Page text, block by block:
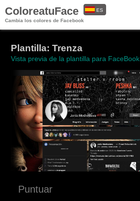
ColoreatuFace
Cambia los colores de Facebook
ES
Plantilla: Trenza
Vista previa de la plantilla para FaceBook
Puntuar